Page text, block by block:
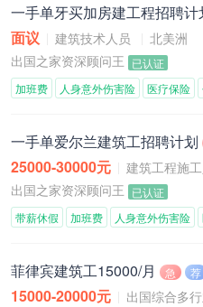
一手单牙买加房建工程招聘计
面议 建筑技术人员
北美洲
出国之家资深顾问王 已认证
加班费 人身意外伤害险 医疗保险
一手单爱尔兰建筑工招聘计划
25000-30000元 建筑工程施
出国之家资深顾问王 已认证
带薪休假 加班费 人身意外伤害险
菲律宾建筑工15000/月 急 荐
15000-20000元 出国综合多